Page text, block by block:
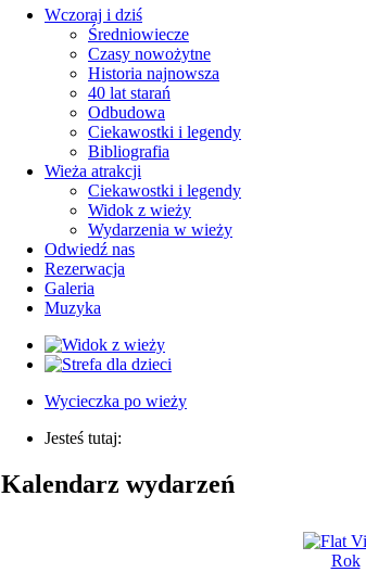
Wczoraj i dziś
Średniowiecze
Czasy nowożytne
Historia najnowsza
40 lat starań
Odbudowa
Ciekawostki i legendy
Bibliografia
Wieża atrakcji
Ciekawostki i legendy
Widok z wieży
Wydarzenia w wieży
Odwiedź nas
Rezerwacja
Galeria
Muzyka
Wycieczka po wieży
Jesteś tutaj:
Kalendarz wydarzeń
Rok